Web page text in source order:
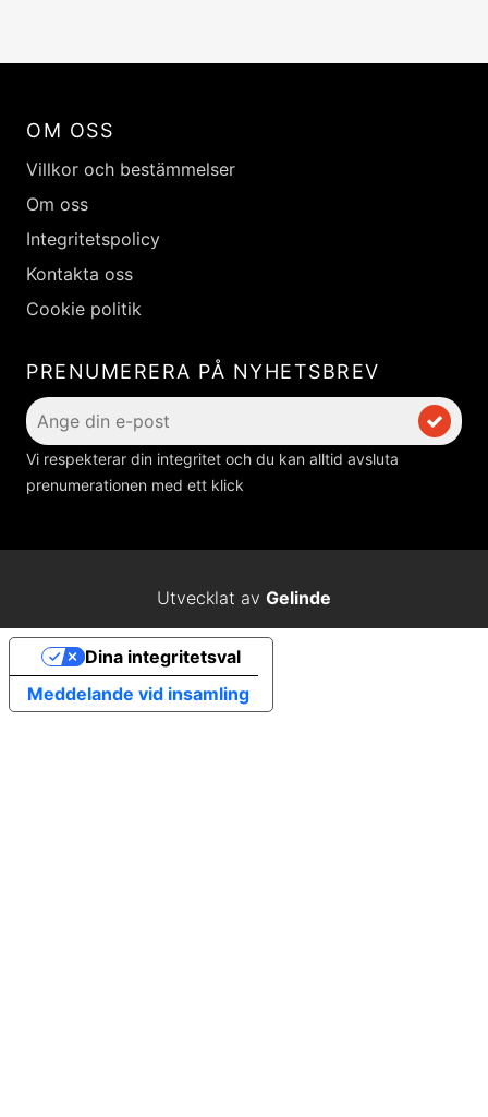
OM OSS
Villkor och bestämmelser
Om oss
Integritetspolicy
Kontakta oss
Cookie politik
PRENUMERERA PÅ NYHETSBREV
Vi respekterar din integritet och du kan alltid avsluta
prenumerationen med ett klick
Utvecklat av Gelinde
Meddelande vid insamling
Dina integritetsval